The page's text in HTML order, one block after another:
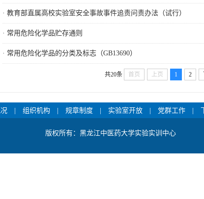
· 教育部直属高校实验室安全事故事件追责问责办法（试行）
· 常用危险化学品贮存通则
· 常用危险化学品的分类及标志（GB13690）
共20条 首页 上页 1 2
组织机构 规章制度 实验室开放 党群工作
版权所有：黑龙江中医药大学实验实训中心